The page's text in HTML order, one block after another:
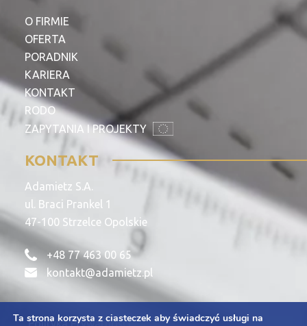
O FIRMIE
OFERTA
PORADNIK
KARIERA
KONTAKT
RODO
ZAPYTANIA I PROJEKTY
KONTAKT
Adamietz S.A.
ul. Braci Prankel 1
47-100 Strzelce Opolskie
+48 77 463 00 65
kontakt@adamietz.pl
Polityka Prywatności
Ta strona korzysta z ciasteczek aby świadczyć usługi na